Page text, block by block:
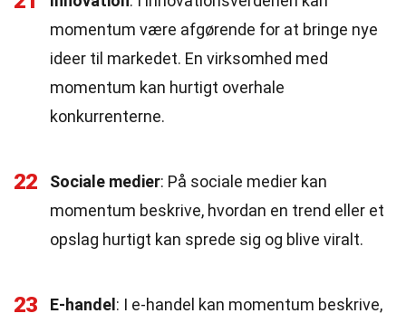
momentum være afgørende for at bringe nye
ideer til markedet. En virksomhed med
momentum kan hurtigt overhale
konkurrenterne.
22 Sociale medier: På sociale medier kan
momentum beskrive, hvordan en trend eller et
opslag hurtigt kan sprede sig og blive viralt.
23 E-handel : I e-handel kan momentum beskrive,